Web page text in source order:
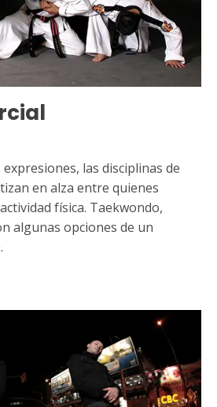
las disciplinas de
en alza entre quienes
física. Taekwondo,
algunas opciones de un